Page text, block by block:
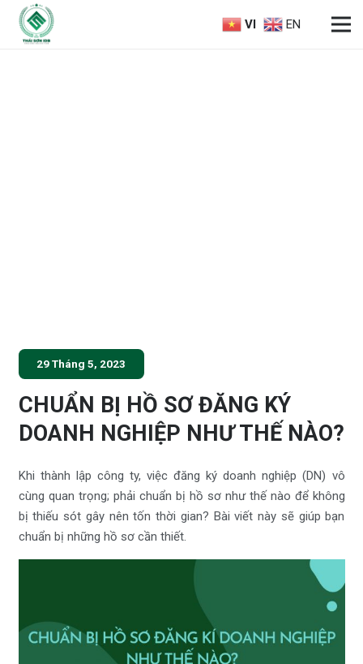
VI EN
29 Tháng 5, 2023
CHUẨN BỊ HỒ SƠ ĐĂNG KÝ
DOANH NGHIỆP NHƯ THẾ NÀO?
Khi thành lập công ty, việc đăng ký doanh nghiệp (DN) vô
cùng quan trọng; phải chuẩn bị hồ sơ như thế nào để không
bị thiếu sót gây nên tốn thời gian? Bài viết này sẽ giúp bạn
chuẩn bị những hồ sơ cần thiết.